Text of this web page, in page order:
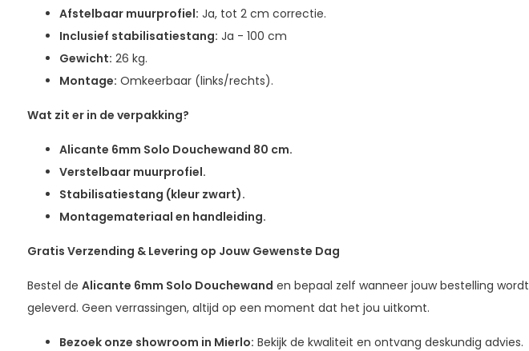
Afstelbaar muurprofiel: Ja, tot 2 cm correctie.
Inclusief stabilisatiestang: Ja - 100 cm
Gewicht: 26 kg.
Montage: Omkeerbaar (links/rechts).
Wat zit er in de verpakking?
Alicante 6mm Solo Douchewand 80 cm.
Verstelbaar muurprofiel.
Stabilisatiestang (kleur zwart).
Montagemateriaal en handleiding.
Gratis Verzending & Levering op Jouw Gewenste Dag
Bestel de Alicante 6mm Solo Douchewand en bepaal zelf wanneer jouw bestelling wordt
geleverd. Geen verrassingen, altijd op een moment dat het jou uitkomt.
Bezoek onze showroom in Mierlo: Bekijk de kwaliteit en ontvang deskundig advies.